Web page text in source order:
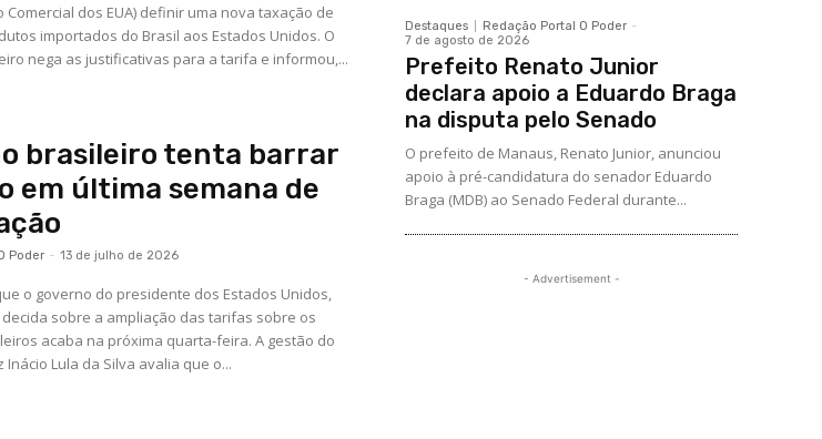
Comercial dos EUA) definir uma nova taxação de
importados do Brasil aos Estados Unidos. O
nega as justificativas para a tarifa e informou,...
brasileiro tenta barrar
em última semana de
Poder - 13 de julho de 2026
o governo do presidente dos Estados Unidos,
decida sobre a ampliação das tarifas sobre os
acaba na próxima quarta-feira. A gestão do
Inácio Lula da Silva avalia que o...
Destaques Redação Portal O Poder -
7 de agosto de 2026
Prefeito Renato Junior
declara apoio a Eduardo Braga
na disputa pelo Senado
O prefeito de Manaus, Renato Junior, anunciou
apoio à pré-candidatura do senador Eduardo
Braga (MDB) ao Senado Federal durante...
- Advertisement -